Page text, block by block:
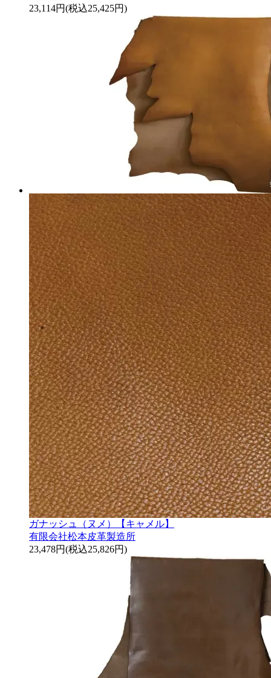
23,114円(税込25,425円)
ガナッシュ（ヌメ）【キャメル】
有限会社松本皮革製造所
23,478円(税込25,826円)